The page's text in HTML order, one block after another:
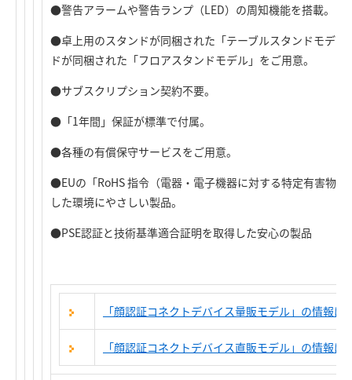
●警告アラームや警告ランプ（LED）の周知機能を搭載。
●卓上用のスタンドが同梱された「テーブルスタンドモデル
ドが同梱された「フロアスタンドモデル」をご用意。
●サブスクリプション契約不要。
●「1年間」保証が標準で付属。
●各種の有償保守サービスをご用意。
●EUの「RoHS 指令（電器・電子機器に対する特定有害物
した環境にやさしい製品。
●PSE認証と技術基準適合証明を取得した安心の製品
「顔認証コネクトデバイス量販モデル」の情報は
「顔認証コネクトデバイス直販モデル」の情報は